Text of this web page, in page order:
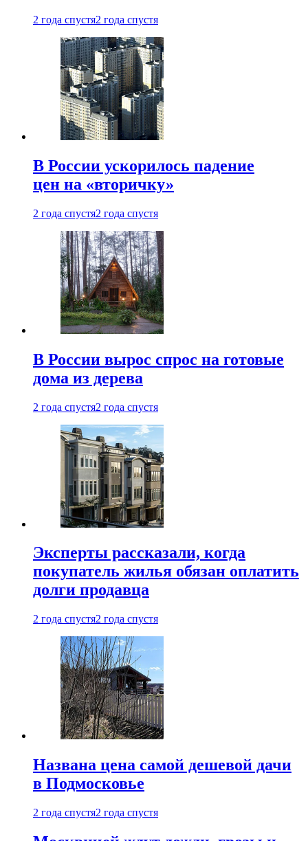
2 года спустя2 года спустя
В России ускорилось падение
цен на «вторичку»
2 года спустя2 года спустя
В России вырос спрос на готовые
дома из дерева
2 года спустя2 года спустя
Эксперты рассказали, когда
покупатель жилья обязан оплатить
долги продавца
2 года спустя2 года спустя
Названа цена самой дешевой дачи
в Подмосковье
2 года спустя2 года спустя